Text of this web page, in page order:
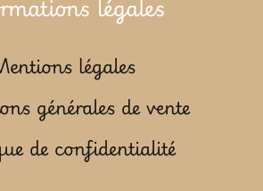
légales
légales
générales de vente
de confidentialité